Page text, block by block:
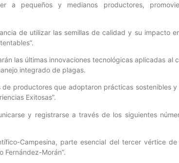
a pequeños y medianos productores,
de utilizar las semillas de calidad y su impacto
las últimas innovaciones tecnológicas aplicadas al
integrado de plagas.
productores que adoptaron prácticas sostenibles y
Exitosas”.
y registrarse a través de los siguientes
Campesina, parte esencial del tercer vértice de
Fernández-Morán”.